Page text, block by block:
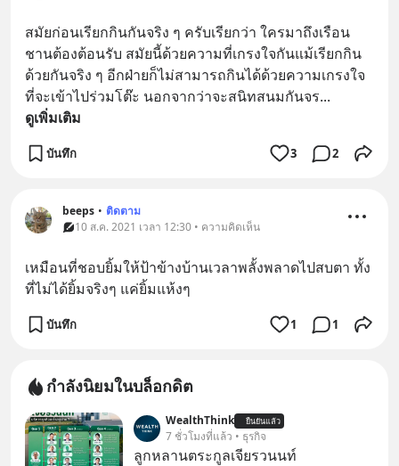
สมัยก่อนเรียกกินกันจริง ๆ ครับเรียกว่า ใครมาถึงเรือน
ชานต้องต้อนรับ สมัยนี้ด้วยความที่เกรงใจกันแม้เรียกกิน
ด้วยกันจริง ๆ อีกฝ่ายก็ไม่สามารถกินได้ด้วยความเกรงใจ
ที่จะเข้าไปร่วมโต๊ะ นอกจากว่าจะสนิทสนมกันจร...
ดูเพิ่มเติม
บันทึก 3 2
beeps • ติดตาม
10 ส.ค. 2021 เวลา 12:30 • ความคิดเห็น
เหมือนที่ชอบยิ้มให้ป้าข้างบ้านเวลาพลั้งพลาดไปสบตา ทั้ง
ที่ไม่ได้ยิ้มจริงๆ แค่ยิ้มแห้งๆ
บันทึก 1 1
กำลังนิยมในบล็อกดิต
WealthThink ยืนยันแล้ว
7 ชั่วโมงที่แล้ว • ธุรกิจ
ลูกหลานตระกูลเจียรวนนท์